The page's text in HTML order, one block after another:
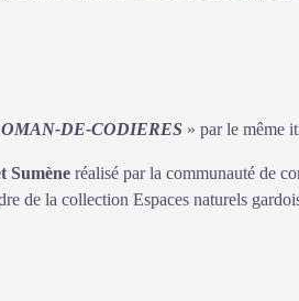
DE-CODIERES » par le même
Sumène réalisé par la communauté de
de la collection Espaces naturels